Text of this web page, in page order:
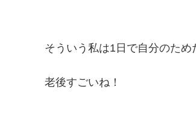
そういう私は1日で自分のため
老後すごいね！